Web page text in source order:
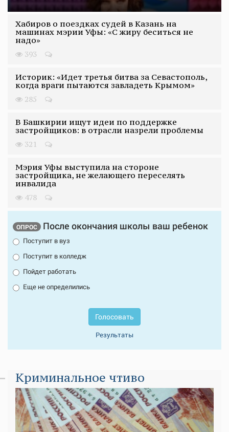
Хабиров о поездках судей в Казань на
машинах мэрии Уфы: «С жиру беситься не
надо»
393
Историк: «Идет третья битва за Севастополь,
когда враги пытаются завладеть Крымом»
285
В Башкирии ищут идеи по поддержке
застройщиков: в отрасли назрели проблемы
321
Мэрия Уфы выступила на стороне
застройщика, не желающего переселять
инвалида
478
ОПРОС После окончания школы ваш ребенок
Поступит в вуз
Поступит в колледж
Пойдет работать
Еще не определились
Голосовать
Результаты
Криминальное чтиво